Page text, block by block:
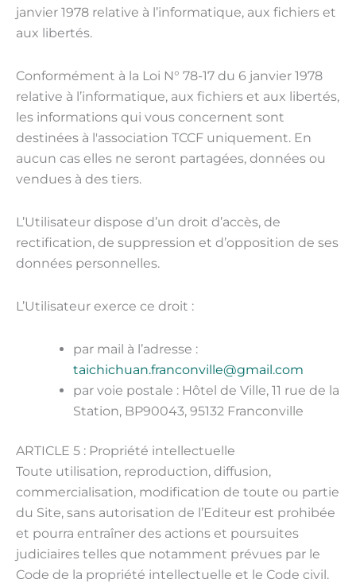
janvier 1978 relative à l’informatique, aux fichiers et
aux libertés.
Conformément à la Loi N° 78-17 du 6 janvier 1978
relative à l’informatique, aux fichiers et aux libertés,
les informations qui vous concernent sont
destinées à l'association TCCF uniquement. En
aucun cas elles ne seront partagées, données ou
vendues à des tiers.
L’Utilisateur dispose d’un droit d’accès, de
rectification, de suppression et d’opposition de ses
données personnelles.
L’Utilisateur exerce ce droit :
par mail à l’adresse :
taichichuan.franconville@gmail.com
par voie postale : Hôtel de Ville, 11 rue de la
Station, BP90043, 95132 Franconville
ARTICLE 5 : Propriété intellectuelle
Toute utilisation, reproduction, diffusion,
commercialisation, modification de toute ou partie
du Site, sans autorisation de l’Editeur est prohibée
et pourra entraîner des actions et poursuites
judiciaires telles que notamment prévues par le
Code de la propriété intellectuelle et le Code civil.